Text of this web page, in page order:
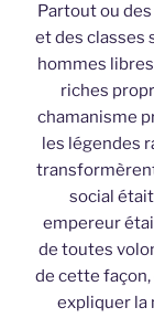
Partout ou
et des classes
hommes
riches
chamanisme
les légendes
social
empereur
de toutes
de cette façon,
expliquer la